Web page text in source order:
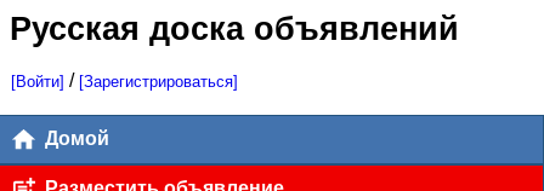
Русская доска объявлений
[Войти] / [Зарегистрироваться]
Домой